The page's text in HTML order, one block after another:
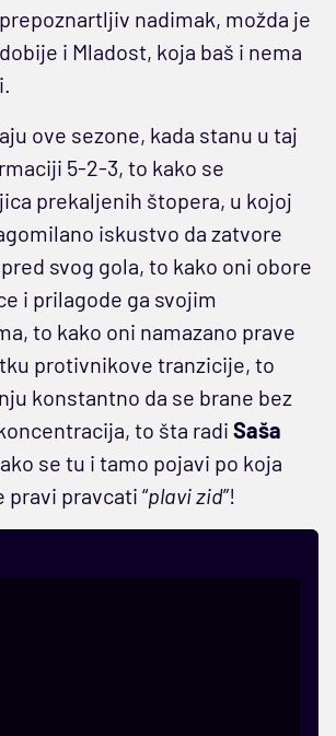
nadimak, možda je
i Mladost, koja baš i nema
ove sezone, kada stanu u taj
5-2-3, to kako se
prekaljenih štopera, u kojoj
iskustvo da zatvore
svog gola, to kako oni obore
i prilagode ga svojim
to kako oni namazano prave
protivnikove tranzicije, to
konstantno da se brane bez
to šta radi Saša
se tu i tamo pojavi po koja
pravcati “plavi zid”!